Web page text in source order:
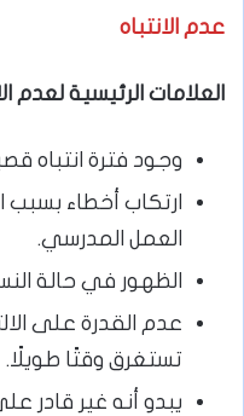
عدم الانتباه
العلامات الرئيسية لعدم
وجود فترة انتباه
ارتكاب أخطاء
العمل المدرسي.
الظهور في حالة
عدم القدرة على
تستغرق وقتًا طويلًا.
يبدو أنه غير قادر